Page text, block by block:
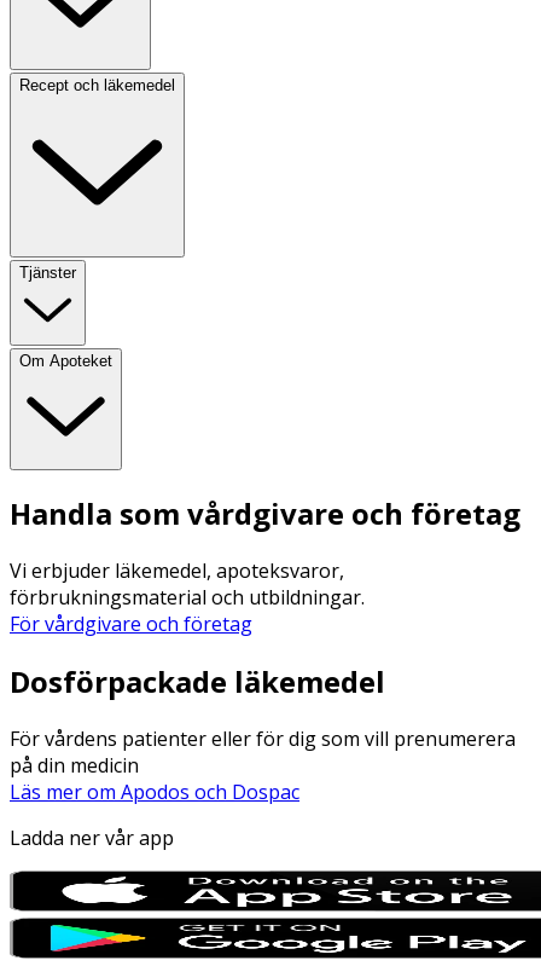
Recept och läkemedel
Tjänster
Om Apoteket
Handla som vårdgivare och företag
Vi erbjuder läkemedel, apoteksvaror,
förbrukningsmaterial och utbildningar.
För vårdgivare och företag
Dosförpackade läkemedel
För vårdens patienter eller för dig som vill prenumerera
på din medicin
Läs mer om Apodos och Dospac
Ladda ner vår app